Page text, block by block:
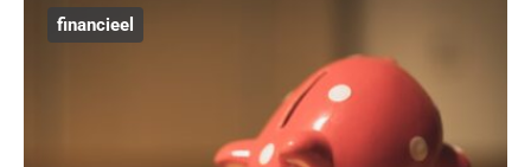
financieel